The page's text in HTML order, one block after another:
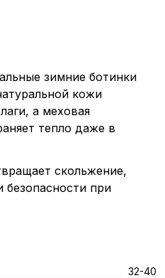
зимние ботинки
кожи
а меховая
тепло даже в
скольжение,
безопасности при
32-40